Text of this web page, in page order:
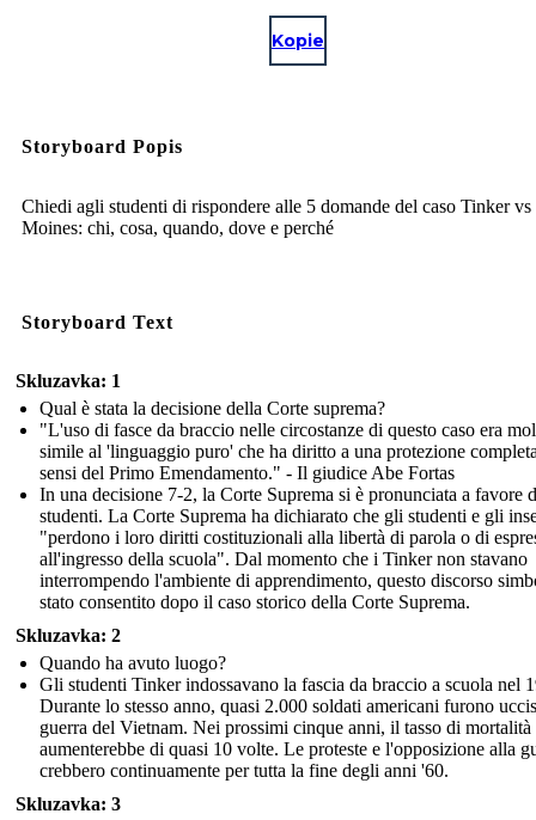
Kopie
Storyboard Popis
Chiedi agli studenti di rispondere alle 5 domande del caso Tinker vs
Moines: chi, cosa, quando, dove e perché
Storyboard Text
Skluzavka: 1
Qual è stata la decisione della Corte suprema?
"L'uso di fasce da braccio nelle circostanze di questo caso era
simile al 'linguaggio puro' che ha diritto a una protezione
sensi del Primo Emendamento." - Il giudice Abe Fortas
In una decisione 7-2, la Corte Suprema si è pronunciata a favore
studenti. La Corte Suprema ha dichiarato che gli studenti e gli
"perdono i loro diritti costituzionali alla libertà di parola o di
all'ingresso della scuola". Dal momento che i Tinker non stavano
interrompendo l'ambiente di apprendimento, questo discorso
stato consentito dopo il caso storico della Corte Suprema.
Skluzavka: 2
Quando ha avuto luogo?
Gli studenti Tinker indossavano la fascia da braccio a scuola nel
Durante lo stesso anno, quasi 2.000 soldati americani furono
guerra del Vietnam. Nei prossimi cinque anni, il tasso di mortalità
aumenterebbe di quasi 10 volte. Le proteste e l'opposizione alla
crebbero continuamente per tutta la fine degli anni '60.
Skluzavka: 3